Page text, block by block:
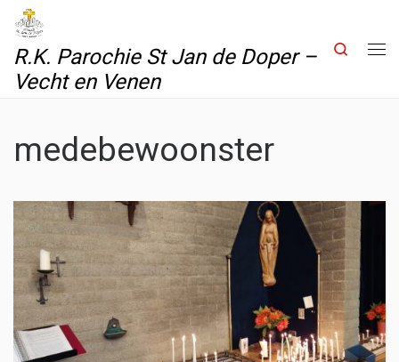
Skip to content
R.K. Parochie St Jan de Doper –
Vecht en Venen
Search
medebewoonster